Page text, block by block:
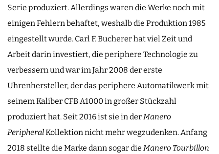
Serie produziert. Allerdings waren die Werke noch mit
einigen Fehlern behaftet, weshalb die Produktion 1985
eingestellt wurde. Carl F. Bucherer hat viel Zeit und
Arbeit darin investiert, die periphere Technologie zu
verbessern und war im Jahr 2008 der erste
Uhrenhersteller, der das periphere Automatikwerk mit
seinem Kaliber CFB A1000 in großer Stückzahl
produziert hat. Seit 2016 ist sie in der Manero
PeripheralKollektion nicht mehr wegzudenken. Anfang
2018 stellte die Marke dann sogar die Manero Tourbillon